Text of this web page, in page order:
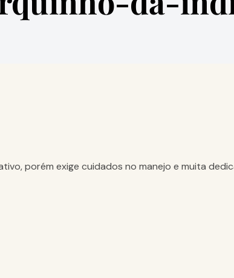
porém exige cuidados no manejo e muita